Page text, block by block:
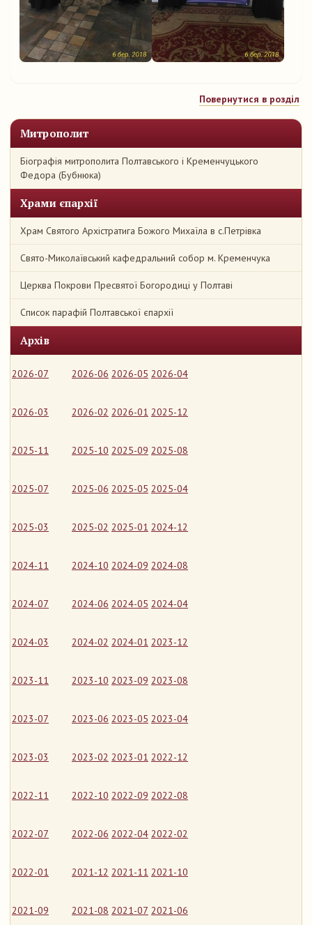
Митрополит
Біографія митрополита Полтавського і Кременчуцького
Федора (Бубнюка)
Храми єпархії
Храм Святого Архістратига Божого Михаїла в с.Петрівка
Свято-Миколаївський кафедральний собор м. Кременчука
Церква Покрови Пресвятої Богородиці у Полтаві
Список парафій Полтавської єпархії
Архів
2026-07 2026-06 2026-05 2026-04
2026-03 2026-02 2026-01 2025-12
2025-11 2025-10 2025-09 2025-08
2025-07 2025-06 2025-05 2025-04
2025-03 2025-02 2025-01 2024-12
2024-11 2024-10 2024-09 2024-08
2024-07 2024-06 2024-05 2024-04
2024-03 2024-02 2024-01 2023-12
2023-11 2023-10 2023-09 2023-08
2023-07 2023-06 2023-05 2023-04
2023-03 2023-02 2023-01 2022-12
2022-11 2022-10 2022-09 2022-08
2022-07 2022-06 2022-04 2022-02
2022-01 2021-12 2021-11 2021-10
2021-09 2021-08 2021-07 2021-06
Повернутися в розділ